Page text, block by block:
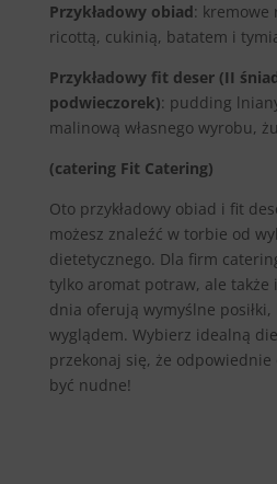
Przykładowy obiad: kremowe
ricottą, cukinią, batatem i
Przykładowy fit deser (II
podwieczorek): pudding
malinową własnego wyrobu,
(catering Fit Catering)
Oto przykładowy obiad i fit
możesz znaleźć w torbie od
dietetycznego. Dla firm
tylko aromat potraw, ale także
dnia oferują wymyślne posiłki,
wyglądem. Wybierz idealną
przekonaj się, że
być nudne!